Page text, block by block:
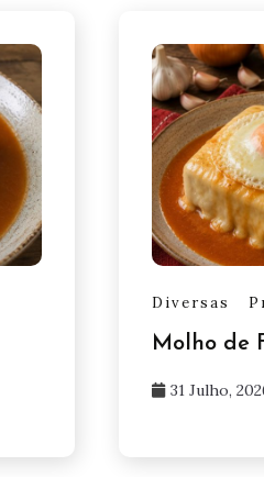
Diversas
Molho de
31 Julho,